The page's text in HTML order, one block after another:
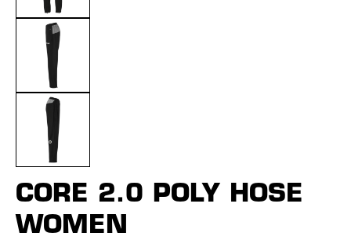
CORE 2.0 POLY HOSE
WOMEN